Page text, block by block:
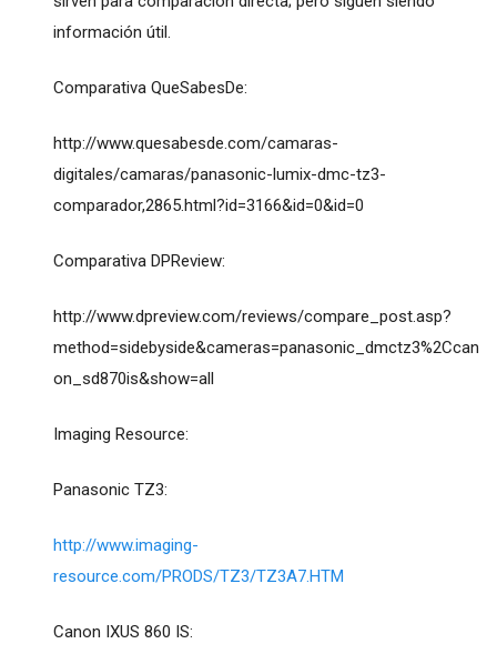
información útil.
Comparativa QueSabesDe:
http://www.quesabesde.com/camaras-
digitales/camaras/panasonic-lumix-dmc-tz3-
comparador,2865.html?id=3166&id=0&id=0
Comparativa DPReview:
http://www.dpreview.com/reviews/compare_post.asp?
method=sidebyside&cameras=panasonic_dmctz3%2Ccan
on_sd870is&show=all
Imaging Resource:
Panasonic TZ3:
http://www.imaging-
resource.com/PRODS/TZ3/TZ3A7.HTM
Canon IXUS 860 IS: